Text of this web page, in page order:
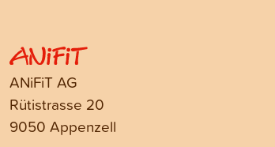
ANiFiT AG
Rütistrasse 20
9050 Appenzell